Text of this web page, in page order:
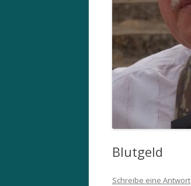
Blutgeld
Schreibe eine Antwort